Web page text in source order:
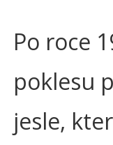
Po roce
poklesu
jesle,